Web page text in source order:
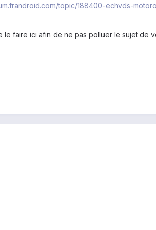
topic/188400-echvds-
faire ici afin de ne pas polluer le sujet de